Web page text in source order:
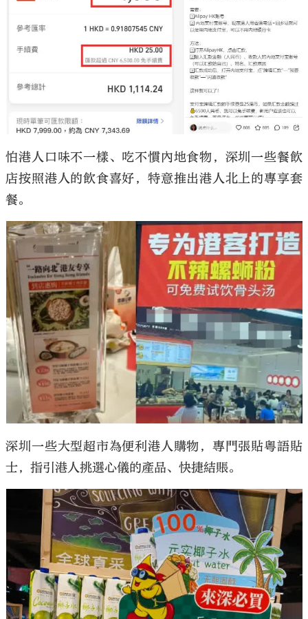
怕港人口味不一樣、吃不慣內地食物，深圳一些餐飲
店按照港人的飲食喜好，特意推出港人北上的專享套
餐。
深圳一些大型超市為便利港人購物，專門張貼粵語貼
士，指引港人挑選心儀的產品、快捷結賬。